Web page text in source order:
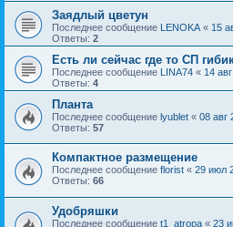
Заядлый цветун
Последнее сообщение LENOKA « 15
Ответы: 2
Есть ли сейчас где то СП
Последнее сообщение LINA74 « 14
Ответы: 4
Планта
Последнее сообщение lyublet « 08 авг
Ответы: 57
Компактное размещение
Последнее сообщение florist « 29 июл
Ответы: 66
Удобряшки
Последнее сообщение t1_atropa « 23